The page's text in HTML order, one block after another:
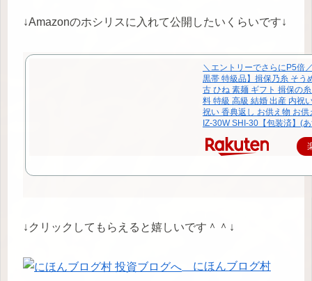
↓Amazonのホシリスに入れて公開したいくらいです↓
＼エントリーでさらにP5倍
黒帯 特級品】揖保乃糸 そう
古 ひね 素麺 ギフト 揖保の
料 特級 高級 結婚 出産 内祝
祝い 香典返し お供え物 お供
IZ-30W SHI-30【包装済】(
↓クリックしてもらえると嬉しいです＾＾↓
にほんブログ村